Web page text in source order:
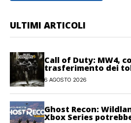
ULTIMI ARTICOLI
Call of Duty: MW4,
trasferimento dei
Warzone e Black Ops 7
6 AGOSTO 2026
Ghost Recon:
Xbox Series